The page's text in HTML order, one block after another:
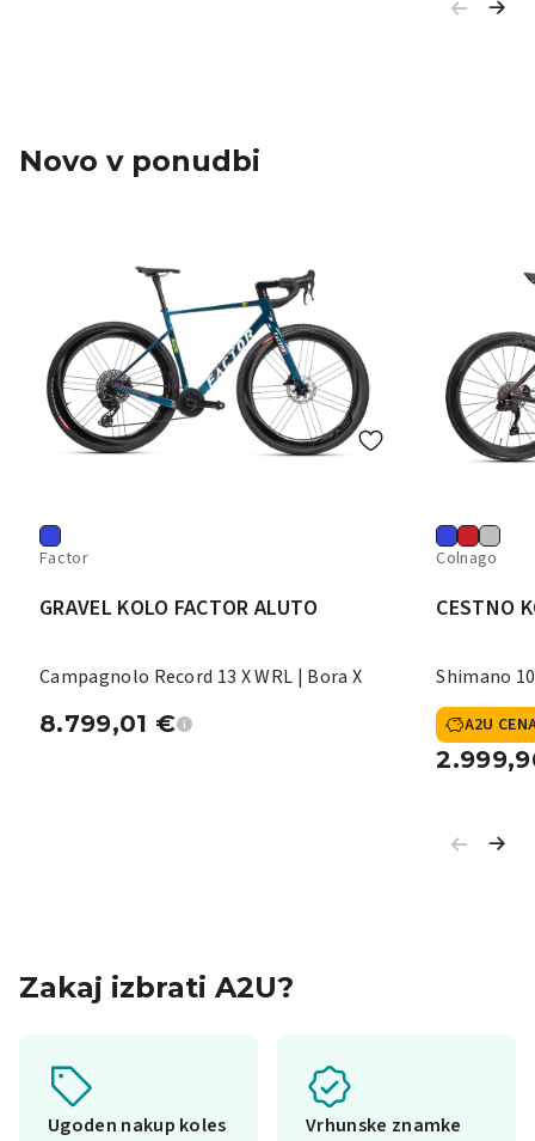
Novo v ponudbi
Factor
GRAVEL KOLO FACTOR ALUTO
Campagnolo Record 13 X WRL | Bora X
8.799,01 €
Colnago
CESTNO
Shimano
A2U
Zakaj izbrati A2U?
Ugoden nakup koles Vrhunske znamke